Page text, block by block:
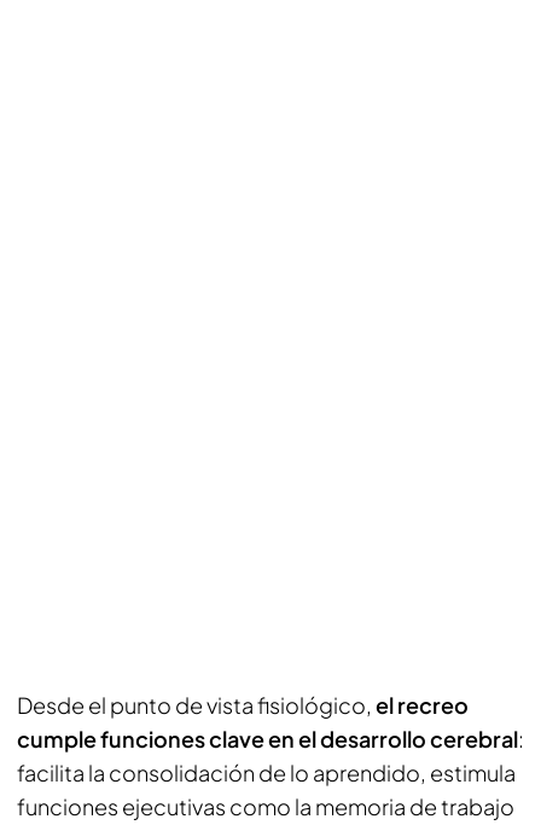
Desde el punto de vista fisiológico, el recreo
cumple funciones clave en el desarrollo cerebral:
facilita la consolidación de lo aprendido, estimula
funciones ejecutivas como la memoria de trabajo